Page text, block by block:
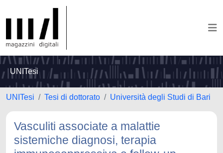
UNITesi
UNITesi Tesi di dottorato Università degli Studi di Bari
Vasculiti associate a malattie
sistemiche diagnosi, terapia